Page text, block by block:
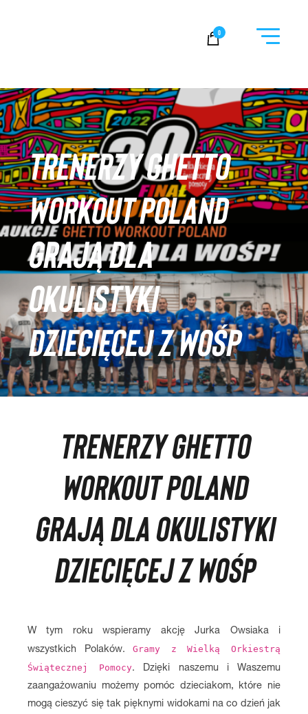
0
TRENERZY GHETTO
WORKOUT POLAND
GRAJĄ DLA
OKULISTYKI
DZIECIĘCEJ Z WOŚP
TRENERZY GHETTO
WORKOUT POLAND
GRAJĄ DLA OKULISTYKI
DZIECIĘCEJ Z WOŚP
W tym roku wspieramy akcję Jurka Owsiaka i
wszystkich Polaków.Gramy z Wielką Orkiestrą
Świątecznej Pomocy. Dzięki naszemu i Waszemu
zaangażowaniu możemy pomóc dzieciakom, które nie
mogą cieszyć się tak pięknymi widokami na co dzień jak